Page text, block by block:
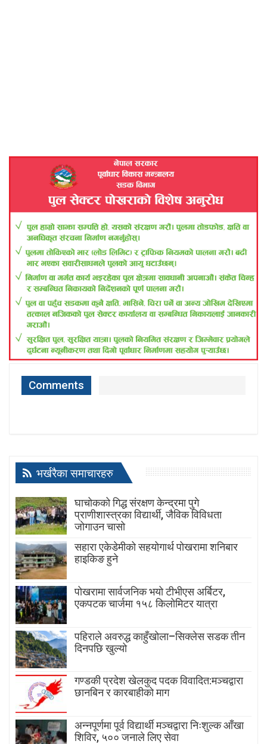
Comments
भर्खरैका समाचारहरु
घाचोकको गिद्ध संरक्षण केन्द्रमा पुगे
प्राणीशास्त्रका विद्यार्थी, जैविक विविधता
जोगाउन चासो
सहारा एकेडेमीको सहयोगार्थ पोखरामा शनिबार
हाइकिङ हुने
पोखरामा सार्वजनिक भयो टीभीएस अर्बिटर,
एकपटक चार्जमा १५८ किलोमिटर यात्रा
पहिराले अवरुद्ध काहुँखोला–सिक्लेस सडक तीन
दिनपछि खुल्यो
गण्डकी प्रदेश खेलकुद पदक विवादित:मञ्चद्वारा
छानबिन र कारबाहीको माग
अन्नपूर्णमा पूर्व विद्यार्थी मञ्चद्वारा निःशुल्क आँखा
शिविर, ५०० जनाले लिए सेवा